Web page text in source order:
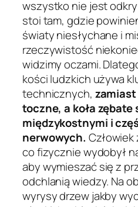
wszystko nie jest
stoi tam, gdzie
światy niesłychane i
rzeczywistość
widzimy oczami.
kości ludzkich używa
technicznych, zamiast
toczne, a koła zębate
międzykostnymi i
nerwowych. Człowiek
co fizycznie wydobył
aby wymieszać się z
odchlanią wiedzy. Na
wyrysy drzew jakby